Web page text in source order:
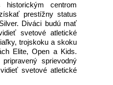
centrom
prestížny status
Diváci budú mať
svetové atletické
trojskoku a skoku
Elite, Open a Kids.
sprievodný
svetové atletické